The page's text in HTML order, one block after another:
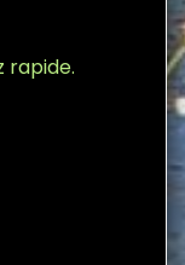
rapide.